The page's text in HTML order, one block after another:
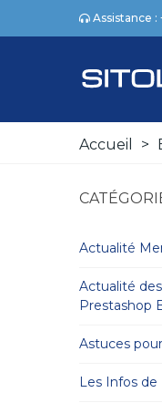
Assistance :
Accueil >
Actualité
Actualité
Prestashop
Astuces
Les Infos